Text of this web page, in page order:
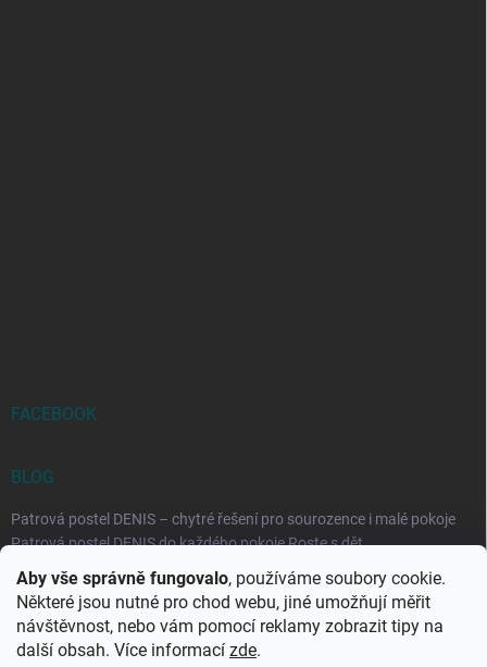
Aby vše správně fungovalo, používáme soubory cookie.
Některé jsou nutné pro chod webu, jiné umožňují měřit
návštěvnost, nebo vám pomocí reklamy zobrazit tipy na
další obsah. Více informací zde.
FACEBOOK
BLOG
Patrová postel DENIS – chytré řešení pro sourozence i malé pokoje
Patrová postel DENIS do každého pokoje Roste s dět...
Rozkládací postele RELAX – ideální řešení pro malé prostory i
každodenní spaní
Rozkládací postel, která se přizpůsobí vašemu živo...